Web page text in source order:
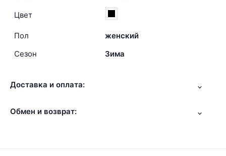
Цвет
Пол
женский
Сезон
Зима
Доставка и оплата:
Обмен и возврат: